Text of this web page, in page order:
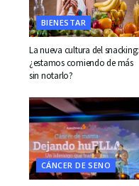
BIENESTAR
La nueva cultura del snacking:
¿estamos comiendo de más
sin notarlo?
CÁNCER DE SENO